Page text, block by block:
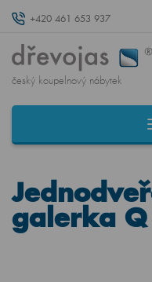
+420 461 653 937
český koupelnový nábytek
galerka